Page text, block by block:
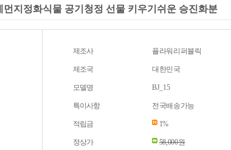
지정화식물 공기청정 선물 키우기쉬운 승진화분
제조사 플라워리퍼블릭
제조국 대한민국
모델명 BJ_15
특이사항 전국배송가능
적립금 1%
정상가 58,000원